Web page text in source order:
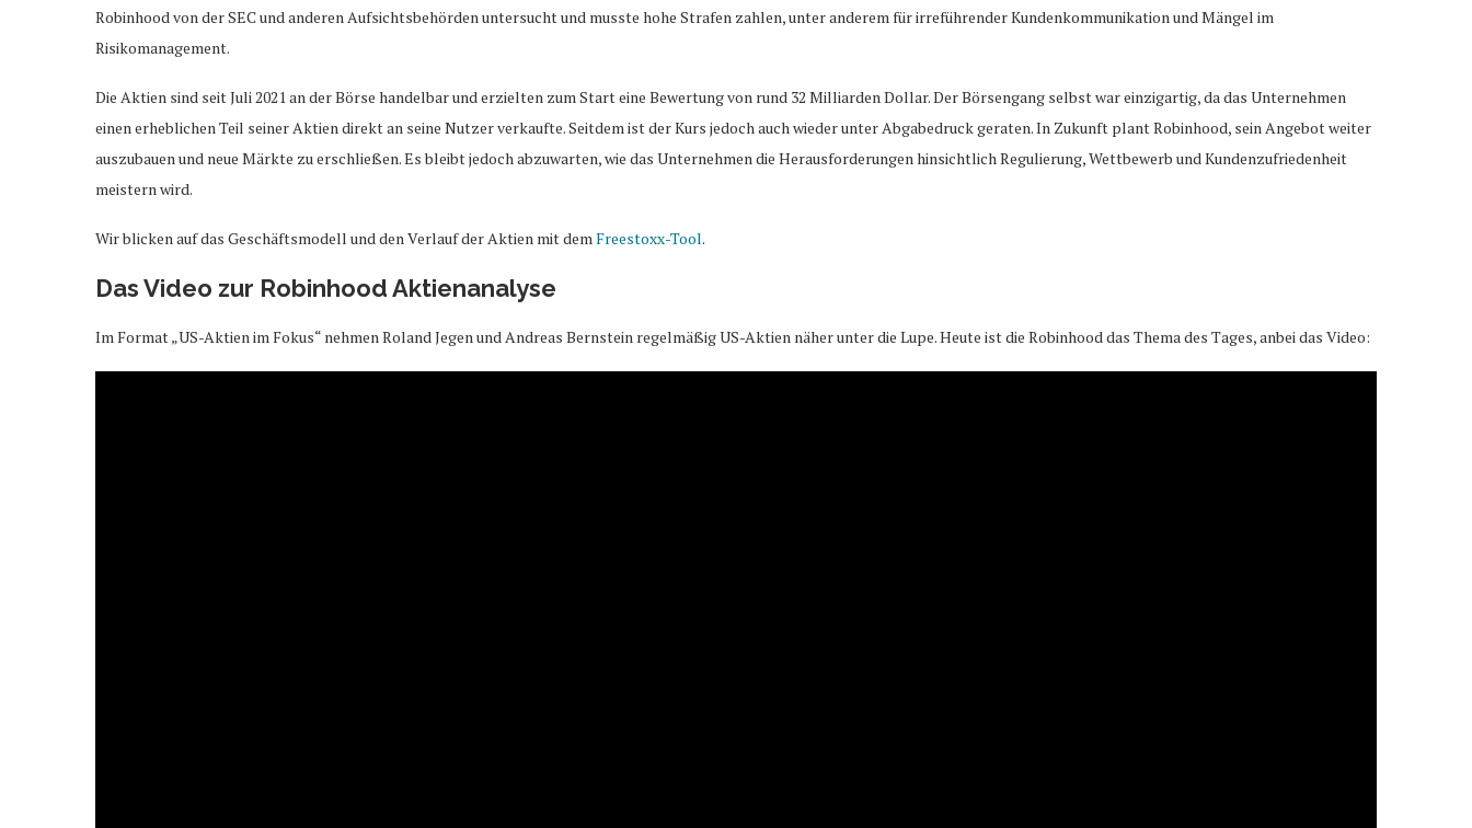
Robinhood von der SEC und anderen Aufsichtsbehörden untersucht und musste hohe Strafen zahlen, unter anderem für irreführender Kundenkommunikation und Mängel im
Risikomanagement.
Die Aktien sind seit Juli 2021 an der Börse handelbar und erzielten zum Start eine Bewertung von rund 32 Milliarden Dollar. Der Börsengang selbst war einzigartig, da das Unternehmen
einen erheblichen Teil seiner Aktien direkt an seine Nutzer verkaufte. Seitdem ist der Kurs jedoch auch wieder unter Abgabedruck geraten. In Zukunft plant Robinhood, sein Angebot weiter
auszubauen und neue Märkte zu erschließen. Es bleibt jedoch abzuwarten, wie das Unternehmen die Herausforderungen hinsichtlich Regulierung, Wettbewerb und Kundenzufriedenheit
meistern wird.
Wir blicken auf das Geschäftsmodell und den Verlauf der Aktien mit dem Freestoxx-Tool.
Das Video zur Robinhood Aktienanalyse
Im Format „US-Aktien im Fokus“ nehmen Roland Jegen und Andreas Bernstein regelmäßig US-Aktien näher unter die Lupe. Heute ist die Robinhood das Thema des Tages, anbei das Video: